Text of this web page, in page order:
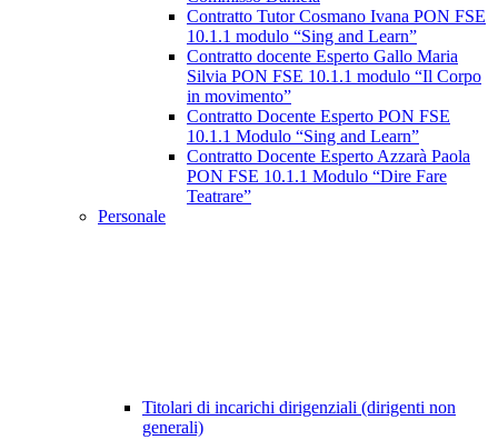
Contratto Tutor Cosmano Ivana PON FSE
10.1.1 modulo “Sing and Learn”
Contratto docente Esperto Gallo Maria
Silvia PON FSE 10.1.1 modulo “Il Corpo
in movimento”
Contratto Docente Esperto PON FSE
10.1.1 Modulo “Sing and Learn”
Contratto Docente Esperto Azzarà Paola
PON FSE 10.1.1 Modulo “Dire Fare
Teatrare”
Personale
Titolari di incarichi dirigenziali (dirigenti non
generali)